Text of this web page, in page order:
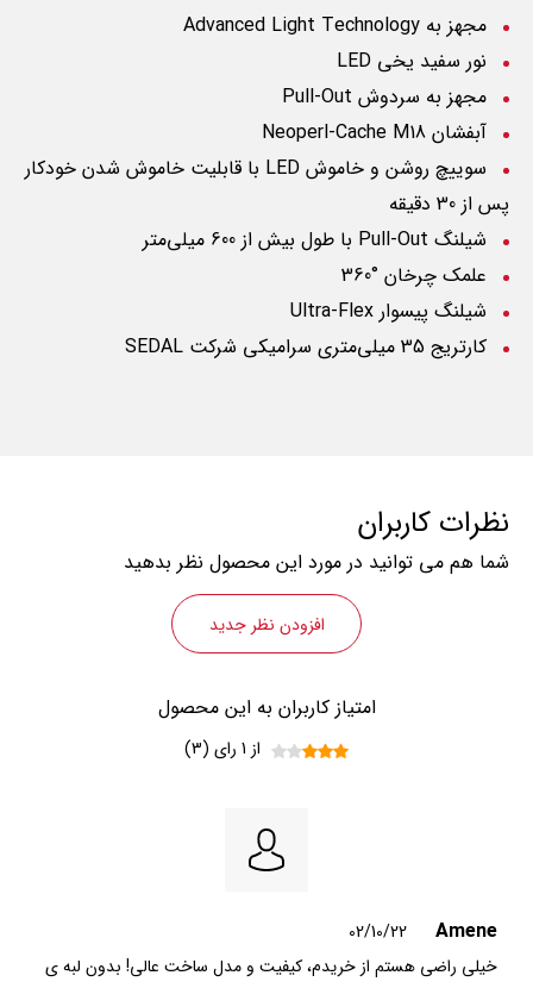
مجهز به Advanced Light Technology
نور سفید یخی LED
مجهز به سردوش Pull-Out
آبفشان Neoperl-Cache M18
سوییچ روشن و خاموش LED با قابلیت خاموش شدن خودکار
پس از 30 دقیقه
شیلنگ Pull-Out با طول بیش از 600 میلی‌متر
علمک چرخان °360
شیلنگ پیسوار Ultra-Flex
کارتریج 35 میلی‌متری سرامیکی شرکت
SEDAL
نظرات کاربران
شما هم می توانید در مورد این محصول نظر بدهید
افزودن نظر جدید
امتیاز کاربران به این محصول
از 1 رای (3)
Amene
02/10/22
خیلی راضی هستم از خریدم، کیفیت و مدل ساخت عالی! بدون لبه ی